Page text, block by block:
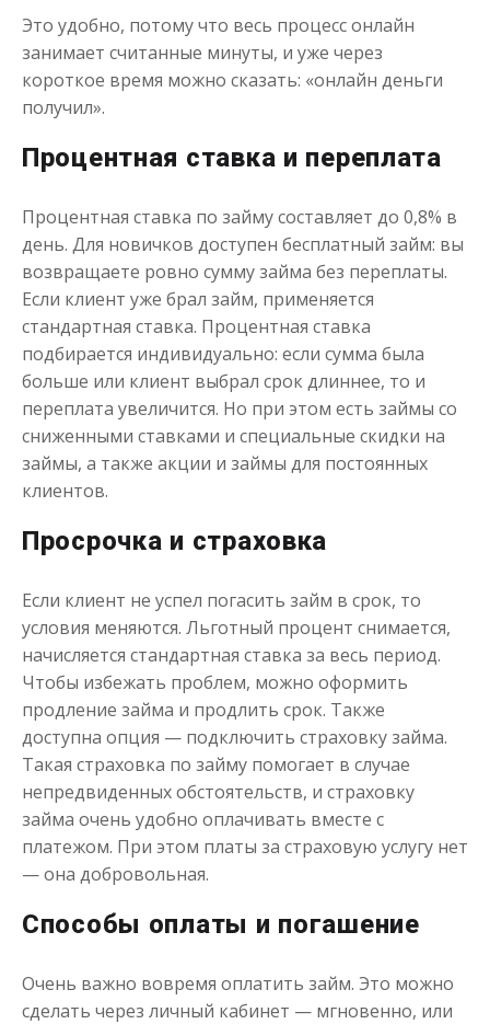
Переведём в долг
50 000
Получить
Деньги до зарплаты
Срок от 1до 21 дня
Это удобно, потому что весь процесс онлайн
занимает считанные минуты, и уже через
короткое время можно сказать: «онлайн деньги
получил».
Процентная ставка и переплата
Процентная ставка по займу составляет до 0,8% в
день. Для новичков доступен бесплатный займ: вы
возвращаете ровно сумму займа без переплаты.
Если клиент уже брал займ, применяется
стандартная ставка. Процентная ставка
подбирается индивидуально: если сумма была
больше или клиент выбрал срок длиннее, то и
переплата увеличится. Но при этом есть займы со
сниженными ставками и специальные скидки на
займы, а также акции и займы для постоянных
клиентов.
Просрочка и страховка
Если клиент не успел погасить займ в срок, то
условия меняются. Льготный процент снимается,
начисляется стандартная ставка за весь период.
Чтобы избежать проблем, можно оформить
продление займа и продлить срок. Также
доступна опция — подключить страховку займа.
Такая страховка по займу помогает в случае
непредвиденных обстоятельств, и страховку
займа очень удобно оплачивать вместе с
платежом. При этом платы за страховую услугу нет
— она добровольная.
Способы оплаты и погашение
Очень важно вовремя оплатить займ. Это можно
сделать через личный кабинет — мгновенно, или